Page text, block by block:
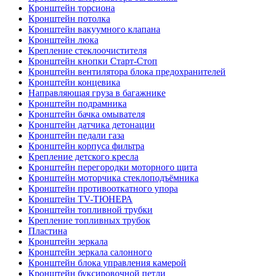
Кронштейн торсиона
Кронштейн потолка
Кронштейн вакуумного клапана
Кронштейн люка
Крепление стеклоочистителя
Кронштейн кнопки Старт-Стоп
Кронштейн вентилятора блока предохранителей
Кронштейн концевика
Направляющая груза в багажнике
Кронштейн подрамника
Кронштейн бачка омывателя
Кронштейн датчика детонации
Кронштейн педали газа
Кронштейн корпуса фильтра
Крепление детского кресла
Кронштейн перегородки моторного щита
Кронштейн моторчика стеклоподъёмника
Кронштейн противооткатного упора
Кронштейн TV-ТЮНЕРА
Кронштейн топливной трубки
Крепление топливных трубок
Пластина
Кронштейн зеркала
Кронштейн зеркала салонного
Кронштейн блока управления камерой
Кронштейн буксировочной петли